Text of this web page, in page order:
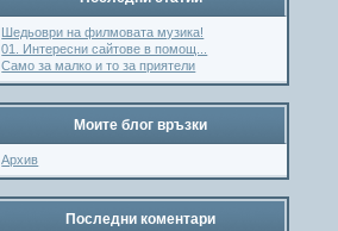
Шедьоври на филмовата музика!
01. Интересни сайтове в помощ...
Само за малко и то за приятели
Моите блог връзки
Архив
Последни коментари